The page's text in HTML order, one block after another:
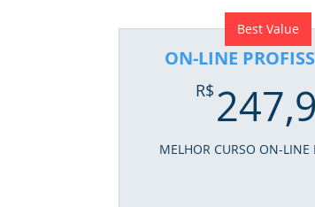
Best Value
ON-LINE
R$
MELHOR CURSO ON-LINE